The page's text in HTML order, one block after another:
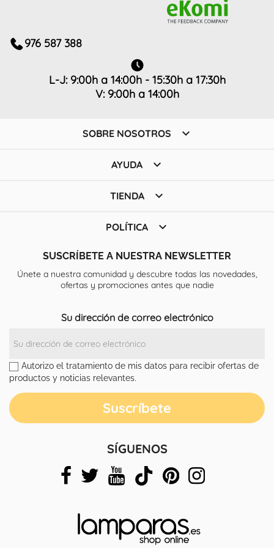
976 587 388
L-J: 9:00h a 14:00h - 15:30h a 17:30h
V: 9:00h a 14:00h
SOBRE NOSOTROS 
AYUDA 
TIENDA 
POLÍTICA 
SUSCRÍBETE A NUESTRA NEWSLETTER
Únete a nuestra comunidad y descubre todas las novedades,
ofertas y promociones antes que nadie
Su dirección de correo electrónico
Autorizo el tratamiento de mis datos para recibir ofertas de
productos y noticias relevantes.
SÍGUENOS